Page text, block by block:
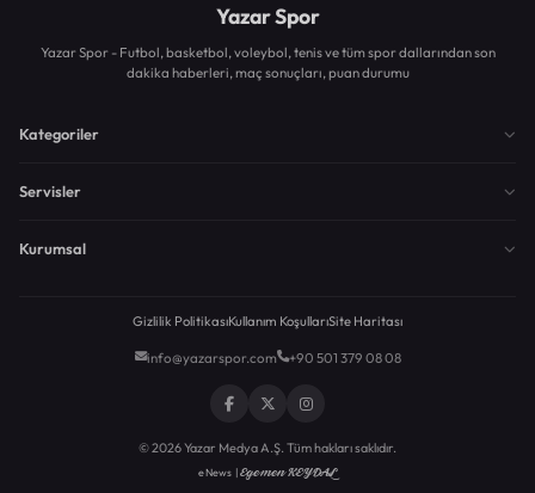
Yazar Spor
Yazar Spor - Futbol, basketbol, voleybol, tenis ve tüm spor dallarından son
dakika haberleri, maç sonuçları, puan durumu
Kategoriler
Servisler
Kurumsal
Gizlilik PolitikasıKullanım KoşullarıSite Haritası
info@yazarspor.com +90 501 379 08 08
© 2026 Yazar Medya A.Ş. Tüm hakları saklıdır.
eNews |Egemen KEYDAL